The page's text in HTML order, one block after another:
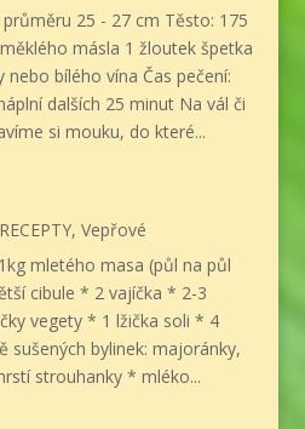
25 - 27 cm Těsto: 175
másla 1 žloutek špetka
bílého vína Čas pečení:
dalších 25 minut Na vál či
si mouku, do které...
RECEPTY, Vepřové
mletého masa (půl na půl
cibule * 2 vajíčka * 2-3
vegety * 1 lžička soli * 4
sušených bylinek: majoránky,
strouhanky * mléko...